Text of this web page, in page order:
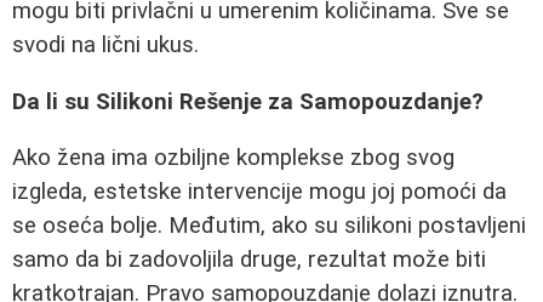
mogu biti privlačni u umerenim količinama. Sve se
svodi na lični ukus.
Da li su Silikoni Rešenje za Samopouzdanje?
Ako žena ima ozbiljne komplekse zbog svog
izgleda, estetske intervencije mogu joj pomoći da
se oseća bolje. Međutim, ako su silikoni postavljeni
samo da bi zadovoljila druge, rezultat može biti
kratkotrajan. Pravo samopouzdanje dolazi iznutra.